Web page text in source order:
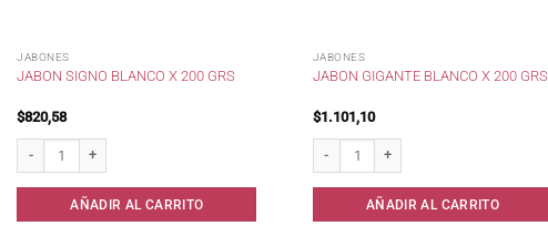
JABONES
JABON SIGNO BLANCO X 200 GRS
$820,58
AÑADIR AL CARRITO
JABONES
JABON GIGANTE BLANCO X 200 GRS
$1.101,10
AÑADIR AL CARRITO